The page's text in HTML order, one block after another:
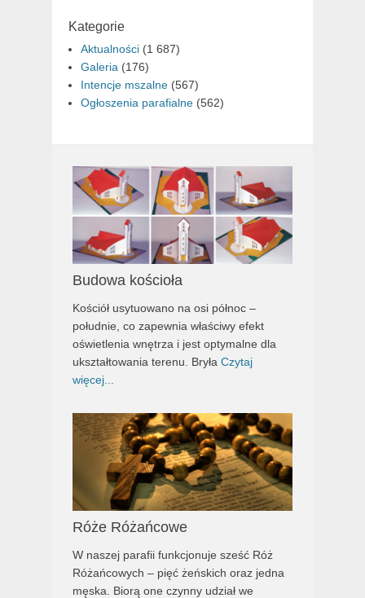
Kategorie
Aktualności (1 687)
Galeria (176)
Intencje mszalne (567)
Ogłoszenia parafialne (562)
Budowa kościoła
Kościół usytuowano na osi północ –
południe, co zapewnia właściwy efekt
oświetlenia wnętrza i jest optymalne dla
ukształtowania terenu. Bryła Czytaj
więcej...
Róże Różańcowe
W naszej parafii funkcjonuje sześć Róż
Różańcowych – pięć żeńskich oraz jedna
męska. Biorą one czynny udział we